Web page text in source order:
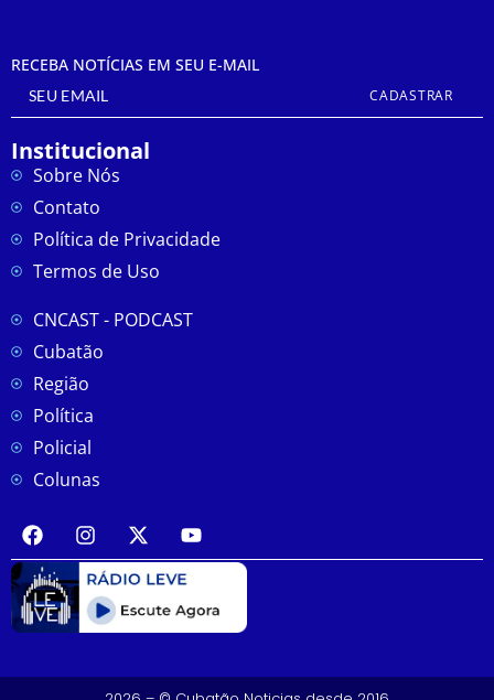
RECEBA NOTÍCIAS EM SEU E-MAIL
CADASTRAR
Institucional
Sobre Nós
Contato
Política de Privacidade
Termos de Uso
CNCAST - PODCAST
Cubatão
Região
Política
Policial
Colunas